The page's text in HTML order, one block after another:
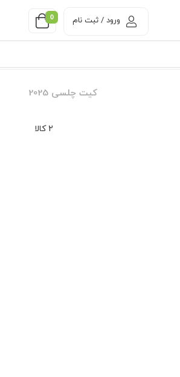
0 ورود / ثبت نام
کیت چلسی 2025
2 کالا